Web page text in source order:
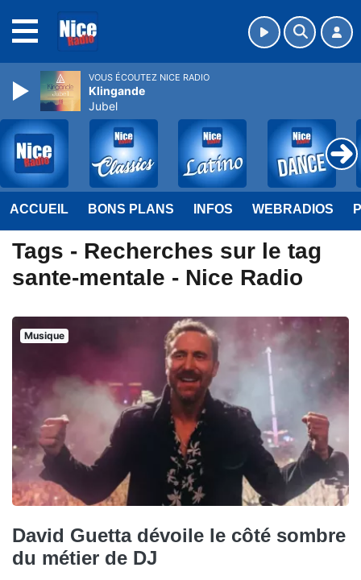
ACCUEIL BONS PLANS INFOS WEBRADIOS
Tags - Recherches sur le tag
sante-mentale - Nice Radio
Musique
David Guetta dévoile le côté sombre
du métier de DJ
VOUS ÉCOUTEZ NICE RADIO
Klingande
Jubel